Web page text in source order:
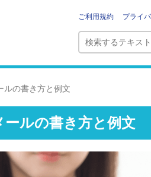
ご利用規約 プライ
ルの書き方と例文
ルの書き方と例文